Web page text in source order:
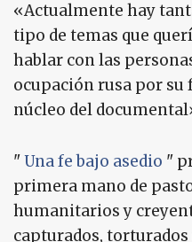
«Actualmente hay
tipo de temas que
hablar con las
ocupación rusa por su
núcleo del
"Una fe bajo asedio "
primera mano de
humanitarios y
capturados,